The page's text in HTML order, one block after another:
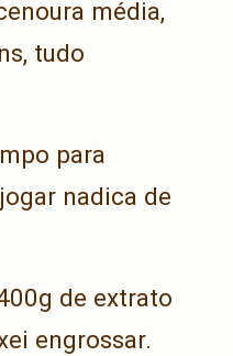
média,
tudo
para
nadica de
de extrato
engrossar.